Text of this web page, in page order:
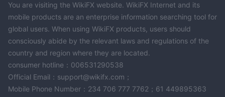
You are visiting the WikiFX website. WikiFX Internet and its
mobile products are an enterprise information searching tool for
global users. When using WikiFX products, users should
consciously abide by the relevant laws and regulations of the
country and region where they are located.
consumer hotline：006531290538
Official Email：support@wikifx.com；
Mobile Phone Number：234 706 777 7762；61 449895363